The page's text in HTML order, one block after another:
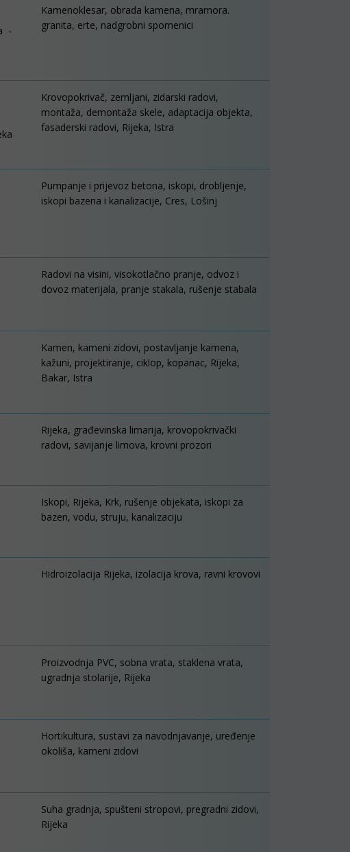
-
Kamenoklesar, obrada kamena, mramora.
granita, erte, nadgrobni spomenici
Krovopokrivač, zemljani, zidarski radovi,
montaža, demontaža skele, adaptacija objekta,
fasaderski radovi, Rijeka, Istra
Pumpanje i prijevoz betona, iskopi, drobljenje,
iskopi bazena i kanalizacije, Cres, Lošinj
Radovi na visini, visokotlačno pranje, odvoz i
dovoz materijala, pranje stakala, rušenje stabala
Kamen, kameni zidovi, postavljanje kamena,
kažuni, projektiranje, ciklop, kopanac, Rijeka,
Bakar, Istra
Rijeka, građevinska limarija, krovopokrivački
radovi, savijanje limova, krovni prozori
Iskopi, Rijeka, Krk, rušenje objekata, iskopi za
bazen, vodu, struju, kanalizaciju
Hidroizolacija Rijeka, izolacija krova, ravni krovovi
Proizvodnja PVC, sobna vrata, staklena vrata,
ugradnja stolarije, Rijeka
Hortikultura, sustavi za navodnjavanje, uređenje
okoliša, kameni zidovi
Suha gradnja, spušteni stropovi, pregradni zidovi,
Rijeka